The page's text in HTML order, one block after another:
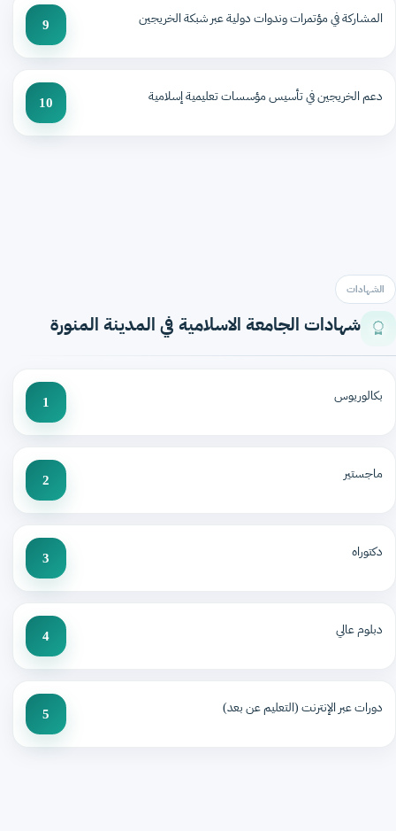
المشاركة في مؤتمرات وندوات دولية عبر شبكة الخريجين 9
دعم الخريجين في تأسيس مؤسسات تعليمية إسلامية 10
الشهادات
شهادات الجامعة الاسلامية في المدينة المنورة
بكالوريوس 1
ماجستير 2
دكتوراه 3
دبلوم عالي 4
دورات عبر الإنترنت (التعليم عن بعد) 5